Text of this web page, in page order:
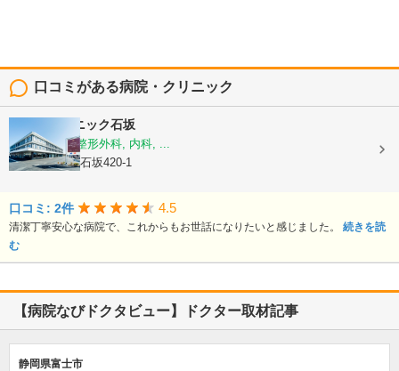
口コミがある病院・クリニック
ももはクリニック石坂
脳神経外科, 整形外科, 内科, ...
静岡県富士市石坂420-1
口コミ: 2件 4.5
清潔丁寧安心な病院で、これからもお世話になりたいと感じました。 続きを読
む
【病院なびドクタビュー】ドクター取材記事
静岡県富士市